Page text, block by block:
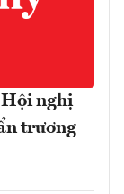
nghị
trương